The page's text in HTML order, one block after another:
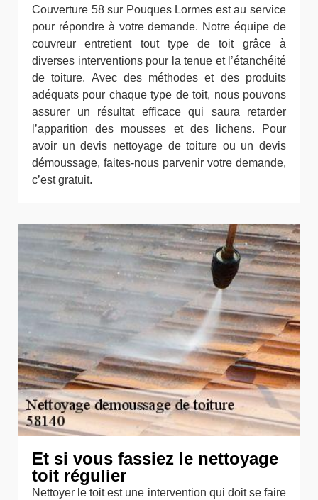
Couverture 58 sur Pouques Lormes est au service
pour répondre à votre demande. Notre équipe de
couvreur entretient tout type de toit grâce à
diverses interventions pour la tenue et l’étanchéité
de toiture. Avec des méthodes et des produits
adéquats pour chaque type de toit, nous pouvons
assurer un résultat efficace qui saura retarder
l’apparition des mousses et des lichens. Pour
avoir un devis nettoyage de toiture ou un devis
démoussage, faites-nous parvenir votre demande,
c’est gratuit.
Et si vous fassiez le nettoyage
toit régulier
Nettoyer le toit est une intervention qui doit se faire